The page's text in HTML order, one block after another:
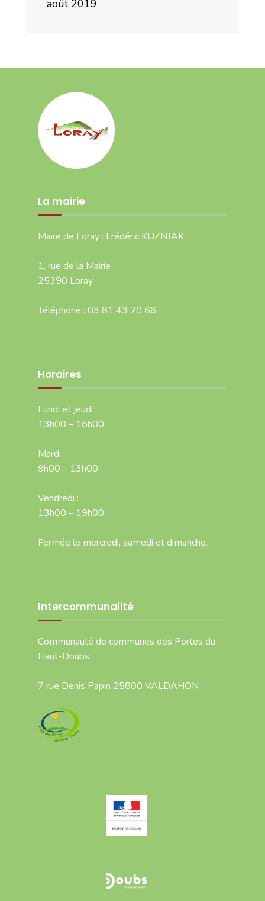
août 2019
La mairie
Maire de Loray : Frédéric KUZNIAK
1, rue de la Mairie
25390 Loray
Téléphone : 03 81 43 20 66
Horaires
Lundi et jeudi :
13h00 – 16h00
Mardi :
9h00 – 13h00
Vendredi :
13h00 – 19h00
Fermée le mercredi, samedi et dimanche.
Intercommunalité
Communauté de communes des Portes du
Haut-Doubs
7 rue Denis Papin 25800 VALDAHON